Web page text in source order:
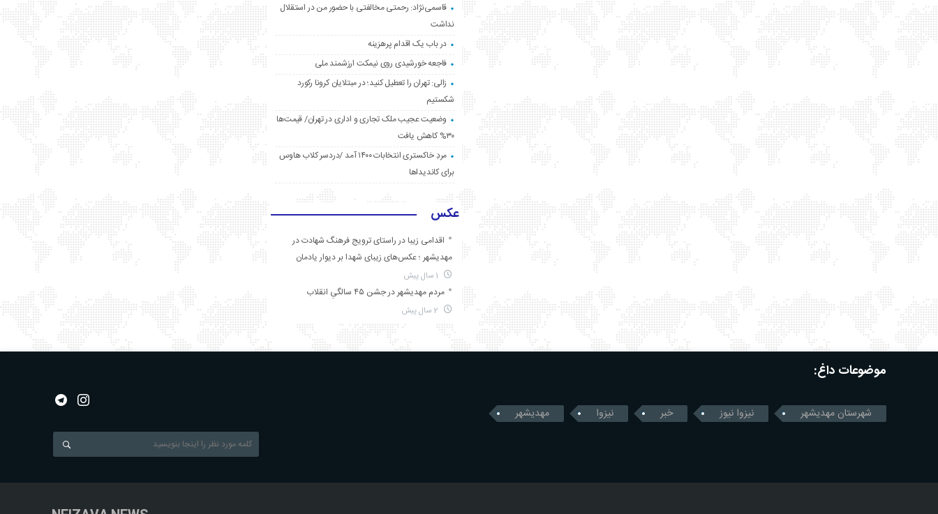
قاسمی‌نژاد: رحمتی مخالفتی با حضور من در استقلال
نداشت
در باب یک اقدام پرهزینه
فاجعه خورشیدی روی نیمکت ارزشمند ملی
زالی: تهران را تعطیل کنید؛ در مبتلایان کرونا رکورد
شکستیم
وضعیت عجیب ملک تجاری و اداری در تهران/ قیمت‌ها
۳۰% کاهش یافت
مردِ خاکستری انتخابات ۱۴۰۰ آمد /دردسر کلاب هاوس
برای کاندیداها
عکس
اقدامی زیبا در راستای ترویج فرهنگ شهادت در
مهدیشهر ؛ عکس‌های زیبای شهدا بر دیوار یادمان
مردم مهدیشهر در جشن ۴۵ سالگیِ انقلاب
موضوعات داغ:
شهرستان مهدیشهر نیزوا نیوز خبر نیزوا مهدیشهر